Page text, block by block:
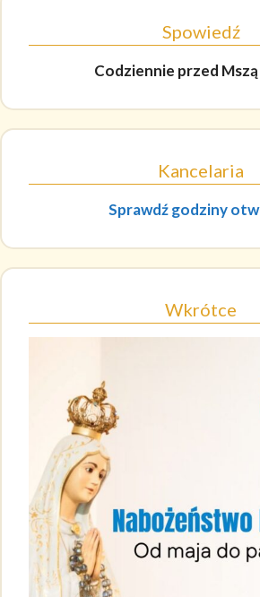
Spowiedź
Codziennie przed
Kancelaria
Sprawdź godziny
Wkrótce